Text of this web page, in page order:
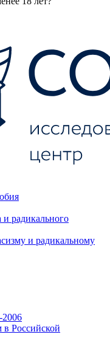
радикального
и радикальному
Российской